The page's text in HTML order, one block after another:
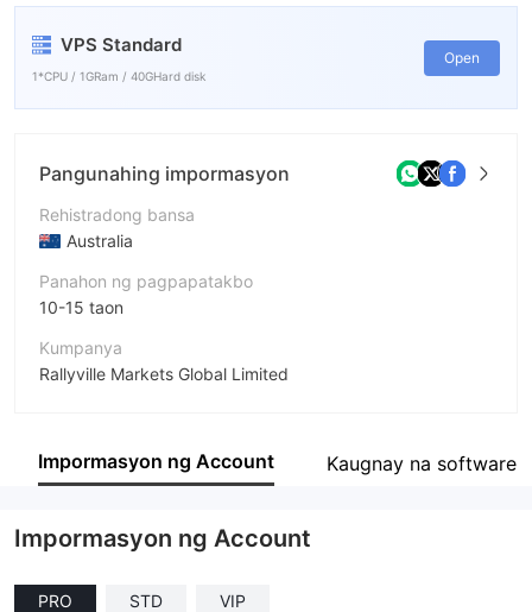
VPS Standard
1*CPU / 1GRam / 40GHard disk
Open
Pangunahing impormasyon
Rehistradong bansa
Australia
Panahon ng pagpapatakbo
10-15 taon
Kumpanya
Rallyville Markets Global Limited
empleyado ng kumpanya
Impormasyon ng Account Kaugnay na software
Impormasyon ng Account
PRO STD VIP